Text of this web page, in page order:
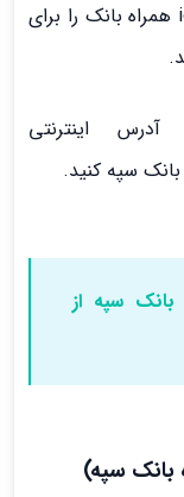
بانک سپه برای راحتی کاربرانش نسخه ios همراه بانک را برای
اینترنتی
سپه از
سپه)